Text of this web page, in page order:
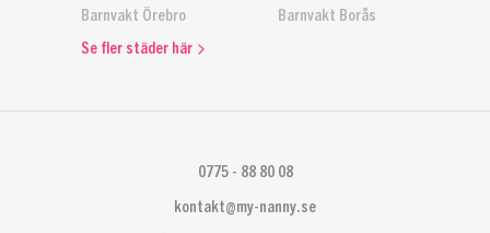
Barnvakt Örebro
Barnvakt Borås
Se fler städer här
kontakt@my-nanny.se
0775 - 88 80 08